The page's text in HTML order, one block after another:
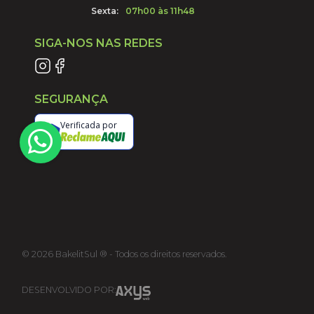
Sexta: 07h00 às 11h48
SIGA-NOS NAS REDES
SEGURANÇA
Verificada por
© 2026BakelitSul ® - Todos os direitos reservados.
DESENVOLVIDO POR: